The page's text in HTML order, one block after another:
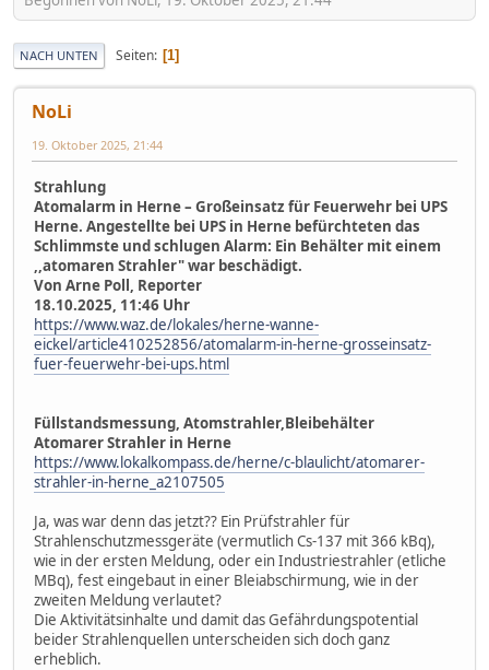
NACH UNTEN Seiten 1
NoLi
19. Oktober 2025, 21:44
Strahlung
Atomalarm in Herne – Großeinsatz für Feuerwehr bei UPS
Herne. Angestellte bei UPS in Herne befürchteten das
Schlimmste und schlugen Alarm: Ein Behälter mit einem
,,atomaren Strahler" war beschädigt.
Von Arne Poll, Reporter
18.10.2025, 11:46 Uhr
https://www.waz.de/lokales/herne-wanne-
eickel/article410252856/atomalarm-in-herne-grosseinsatz-
fuer-feuerwehr-bei-ups.html
Füllstandsmessung, Atomstrahler,Bleibehälter
Atomarer Strahler in Herne
https://www.lokalkompass.de/herne/c-blaulicht/atomarer-
strahler-in-herne_a2107505
Ja, was war denn das jetzt?? Ein Prüfstrahler für
Strahlenschutzmessgeräte (vermutlich Cs-137 mit 366 kBq),
wie in der ersten Meldung, oder ein Industriestrahler (etliche
MBq), fest eingebaut in einer Bleiabschirmung, wie in der
zweiten Meldung verlautet?
Die Aktivitätsinhalte und damit das Gefährdungspotential
beider Strahlenquellen unterscheiden sich doch ganz
erheblich.